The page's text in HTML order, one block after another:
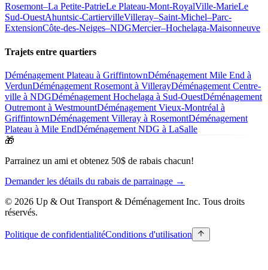
Rosemont–La Petite-PatrieLe Plateau-Mont-RoyalVille-MarieLe
Sud-OuestAhuntsic-CartiervilleVilleray–Saint-Michel–Parc-
ExtensionCôte-des-Neiges–NDGMercier–Hochelaga-Maisonneuve
Trajets entre quartiers
Déménagement Plateau à GriffintownDéménagement Mile End à
VerdunDéménagement Rosemont à VillerayDéménagement Centre-
ville à NDGDéménagement Hochelaga à Sud-OuestDéménagement
Outremont à WestmountDéménagement Vieux-Montréal à
GriffintownDéménagement Villeray à RosemontDéménagement
Plateau à Mile EndDéménagement NDG à LaSalle
🎁
Parrainez un ami et obtenez 50$ de rabais chacun!
Demander les détails du rabais de parrainage →
© 2026 Up & Out Transport & Déménagement Inc. Tous droits
réservés.
Politique de confidentialitéConditions d'utilisation